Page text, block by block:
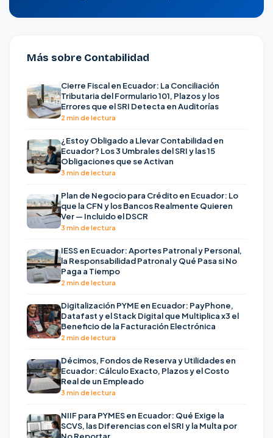
Más sobre Contabilidad
Cierre Fiscal en Ecuador: La Conciliación
Tributaria del Formulario 101, Plazos y los
Errores que el SRI Detecta en Auditorías
2 min de lectura
¿Estoy Obligado a Llevar Contabilidad en
Ecuador? Los 3 Umbrales del SRI y las 15
Obligaciones que se Activan
3 min de lectura
Plan de Negocio para Crédito en Ecuador: Lo
que la CFN y los Bancos Realmente Quieren
Ver — Incluido el DSCR
3 min de lectura
IESS en Ecuador: Aportes Patronal y Personal,
la Responsabilidad Patronal y Qué Pasa si No
Paga a Tiempo
2 min de lectura
Digitalización PYME en Ecuador: PayPhone,
Datafast y el Stack Digital que Multiplica x3 el
Beneficio de la Facturación Electrónica
2 min de lectura
Décimos, Fondos de Reserva y Utilidades en
Ecuador: Cálculo Exacto, Plazos y el Costo
Real de un Empleado
3 min de lectura
NIIF para PYMES en Ecuador: Qué Exige la
SCVS, las Diferencias con el SRI y la Multa por
No Reportar